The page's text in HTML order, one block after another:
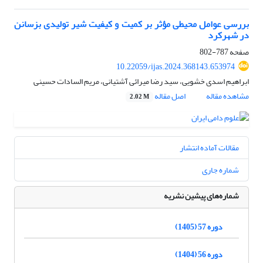
بررسی عوامل محیطی ﻣﺆثر بر کمیت و کیفیت شیر تولیدی بزسانن
در شهرکرد
صفحه787-802
10.22059/ijas.2024.368143.653974
ابراهیم اسدی خشویی، سید رضا میرائی آشتیانی، مریم السادات حسینی
مشاهده مقاله
اصل مقاله 2.02 M
مقالات آماده انتشار
شماره جاری
شماره‌های پیشین نشریه
دوره 57 (1405)
دوره 56 (1404)